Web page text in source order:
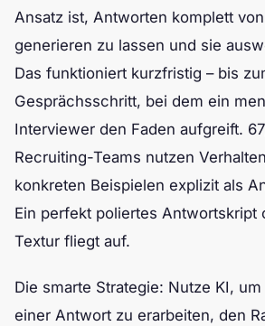
Ansatz ist, Antworten komplett
generieren zu lassen und sie
Das funktioniert kurzfristig – bis
Gesprächsschritt, bei dem ein
Interviewer den Faden aufgreift.
Recruiting-Teams nutzen
konkreten Beispielen explizit als
Ein perfekt poliertes Antwortskript
Textur fliegt auf.
Die smarte Strategie: Nutze KI,
einer Antwort zu erarbeiten, den